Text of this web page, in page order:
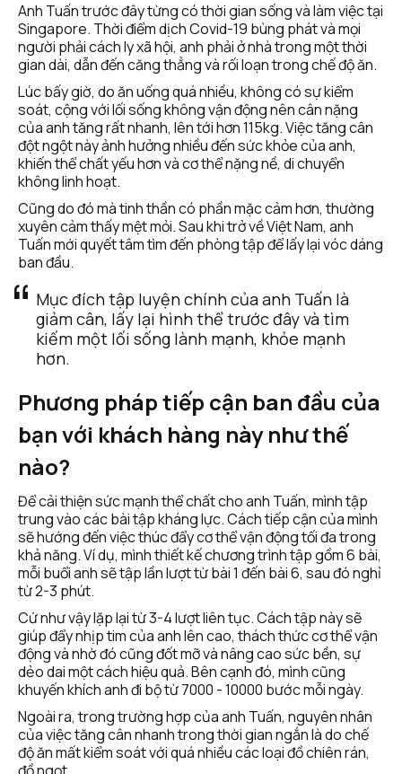
Anh Tuấn trước đây từng có thời gian sống và làm việc tại
Singapore. Thời điểm dịch Covid-19 bùng phát và mọi
người phải cách ly xã hội, anh phải ở nhà trong một thời
gian dài, dẫn đến căng thẳng và rối loạn trong chế độ ăn.
Lúc bấy giờ, do ăn uống quá nhiều, không có sự kiểm
soát, cộng với lối sống không vận động nên cân nặng
của anh tăng rất nhanh, lên tới hơn 115kg. Việc tăng cân
đột ngột này ảnh hưởng nhiều đến sức khỏe của anh,
khiến thể chất yếu hơn và cơ thể nặng nề, di chuyển
không linh hoạt.
Cũng do đó mà tinh thần có phần mặc cảm hơn, thường
xuyên cảm thấy mệt mỏi. Sau khi trở về Việt Nam, anh
Tuấn mới quyết tâm tìm đến phòng tập để lấy lại vóc dáng
ban đầu.
Mục đích tập luyện chính của anh Tuấn là
giảm cân, lấy lại hình thể trước đây và tìm
kiếm một lối sống lành mạnh, khỏe mạnh
hơn.
Phương pháp tiếp cận ban đầu của
bạn với khách hàng này như thế
nào?
Để cải thiện sức mạnh thể chất cho anh Tuấn, mình tập
trung vào các bài tập kháng lực. Cách tiếp cận của mình
sẽ hướng đến việc thúc đẩy cơ thể vận động tối đa trong
khả năng. Ví dụ, mình thiết kế chương trình tập gồm 6 bài,
mỗi buổi anh sẽ tập lần lượt từ bài 1 đến bài 6, sau đó nghỉ
từ 2-3 phút.
Cứ như vậy lặp lại từ 3-4 lượt liên tục. Cách tập này sẽ
giúp đẩy nhịp tim của anh lên cao, thách thức cơ thể vận
động và nhờ đó cũng đốt mỡ và nâng cao sức bền, sự
dẻo dai một cách hiệu quả. Bên cạnh đó, mình cũng
khuyến khích anh đi bộ từ 7000 - 10000 bước mỗi ngày.
Ngoài ra, trong trường hợp của anh Tuấn, nguyên nhân
của việc tăng cân nhanh trong thời gian ngắn là do chế
độ ăn mất kiểm soát với quá nhiều các loại đồ chiên rán,